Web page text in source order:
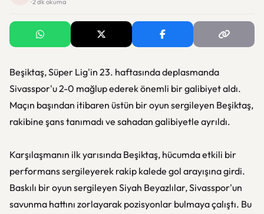
· 2 dk okuma
Beşiktaş, Süper Lig'in 23. haftasında deplasmanda
Sivasspor'u 2-0 mağlup ederek önemli bir galibiyet aldı.
Maçın başından itibaren üstün bir oyun sergileyen Beşiktaş,
rakibine şans tanımadı ve sahadan galibiyetle ayrıldı.
Karşılaşmanın ilk yarısında Beşiktaş, hücumda etkili bir
performans sergileyerek rakip kalede gol arayışına girdi.
Baskılı bir oyun sergileyen Siyah Beyazlılar, Sivasspor'un
savunma hattını zorlayarak pozisyonlar bulmaya çalıştı. Bu